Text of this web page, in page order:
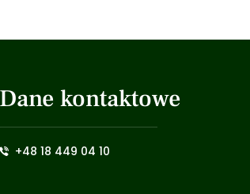
Dane kontaktowe
+48 18 449 04 10